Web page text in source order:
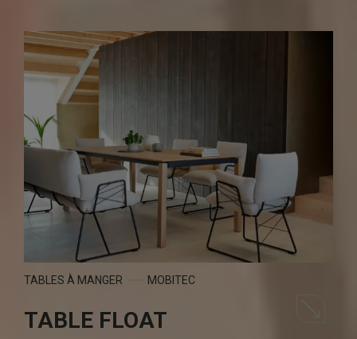
TABLES À MANGER MOBITEC
TABLE FLOAT